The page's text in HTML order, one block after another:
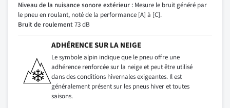
Niveau de la nuisance sonore extérieur : Mesure le bruit généré par
le pneu en roulant, noté de la performance [A] à [C].
Bruit de roulement73 dB
ADHÉRENCE SUR LA NEIGE
Le symbole alpin indique que le pneu offre une
adhérence renforcée sur la neige et peut être utilisé
dans des conditions hivernales exigeantes. Il est
généralement présent sur les pneus hiver et toutes
saisons.